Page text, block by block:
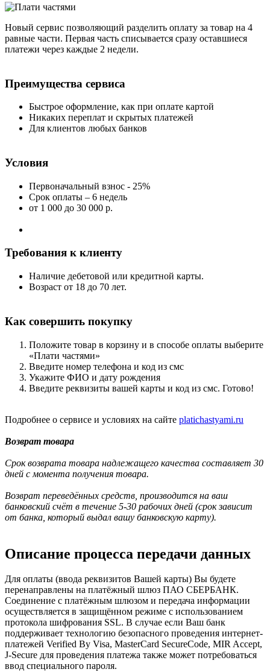
Новый сервис позволяющий разделить оплату за товар на 4
равные части. Первая часть списывается сразу оставшиеся
платежи через каждые 2 недели.
Преимущества сервиса
Быстрое оформление, как при оплате картой
Никаких переплат и скрытых платежей
Для клиентов любых банков
Условия
Первоначальный взнос - 25%
Срок оплаты – 6 недель
от 1 000 до 30 000 р.
Требования к клиенту
Наличие дебетовой или кредитной карты.
Возраст от 18 до 70 лет.
Как совершить покупку
Положите товар в корзину и в способе оплаты выберите
«Плати частями»
Введите номер телефона и код из смс
Укажите ФИО и дату рождения
Введите реквизиты вашей карты и код из смс. Готово!
Подробнее о сервисе и условиях на сайте platichastyami.ru
Возврат товара
Срок возврата товара надлежащего качества составляет 30
дней с момента получения товара.
Возврат переведённых средств, производится на ваш
банковский счёт в течение 5-30 рабочих дней (срок зависит
от банка, который выдал вашу банковскую карту).
Описание процесса передачи данных
Для оплаты (ввода реквизитов Вашей карты) Вы будете
перенаправлены на платёжный шлюз ПАО СБЕРБАНК.
Соединение с платёжным шлюзом и передача информации
осуществляется в защищённом режиме с использованием
протокола шифрования SSL. В случае если Ваш банк
поддерживает технологию безопасного проведения интернет-
платежей Verified By Visa, MasterCard SecureCode, MIR Accept,
J-Secure для проведения платежа также может потребоваться
ввод специального пароля.